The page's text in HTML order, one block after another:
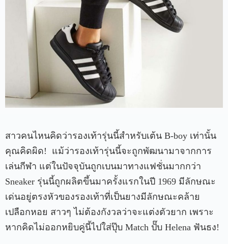
สาวคนไหนคิดว่ารองเท้ารุ่นนี้สำหรับเต้น B-boy เท่านั้น
คุณคิดผิด! แม้ว่ารองเท้ารุ่นนี้จะถูกพัฒนามาจากการ
เล่นกีฬา แต่ในปัจจุบันถูกเบนมาทางแฟชั่นมากกว่า
Sneaker รุ่นนี้ถูกผลิตขึ้นมาครั้งแรกในปี 1969 มีลักษณะ
เด่นอยู่ตรงหัวของรองเท้าที่เป็นยางมีลักษณะคล้าย
เปลือกหอย สาวๆ ไม่ต้องกังวลว่าจะแต่งตัวยาก เพราะ
หากคิดไม่ออกหยิบคู่นี้ไปใส่ปุ๊บ Match ปั๊บ Helena ฟันธง!